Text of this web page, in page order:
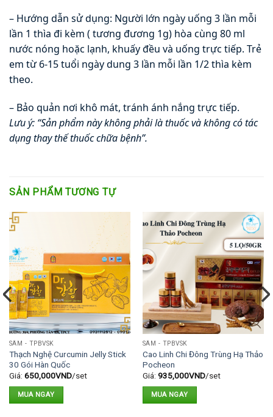
– Hướng dẫn sử dụng: Người lớn ngày uống 3 lần mỗi
lần 1 thìa đi kèm ( tương đương 1g) hòa cùng 80 ml
nước nóng hoặc lạnh, khuấy đều và uống trực tiếp. Trẻ
em từ 6-15 tuổi ngày dung 3 lần mỗi lần 1/2 thìa kèm
theo.
– Bảo quản nơi khô mát, tránh ánh nắng trực tiếp.
Lưu ý: “Sản phẩm này không phải là thuốc và không có tác
dụng thay thế thuốc chữa bệnh”.
SẢN PHẨM TƯƠNG TỰ
SÂM - TPBVSK
Thạch Nghệ Curcumin Jelly Stick
30 Gói Hàn Quốc
Giá: 650,000VND/set
MUA NGAY
SÂM - TPBVSK
Cao Linh Chi Đông Trùng Hạ Thảo
Pocheon
Giá: 935,000VND/set
MUA NGAY